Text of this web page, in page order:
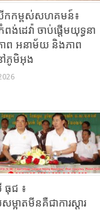
ើកកម្ពស់សហគមន៍៖
ដេវ៉ា ចាប់ផ្តើមយុទ្ធនា
ាព អនាម័យ និងភាព
ៅភូមិអុង
ជ ៖
ម្អាតមីនគឺជាការស្តារ